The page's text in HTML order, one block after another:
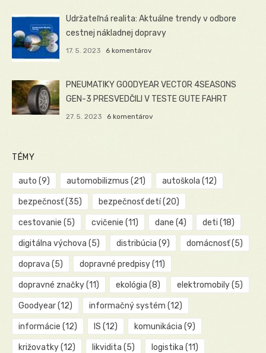
Udržateľná realita: Aktuálne trendy v odbore
cestnej nákladnej dopravy
17. 5. 2023 6 komentárov
PNEUMATIKY GOODYEAR VECTOR 4SEASONS
GEN-3 PRESVEDČILI V TESTE GUTE FAHRT
27. 5. 2023 6 komentárov
TÉMY
auto (9) automobilizmus (21) autoškola (12)
bezpečnosť(35) bezpečnosť detí(20)
cestovanie (5) cvičenie (11) dane (4) deti (18)
digitálna výchova (5) distribúcia (9) domácnosť(5)
doprava (5) dopravné predpisy(11)
dopravné značky(11) ekológia (8) elektromobily(5)
Goodyear(12) informačný systém (12)
informácie (12) IS (12) komunikácia (9)
križovatky(12) likvidita (5) logistika (11)